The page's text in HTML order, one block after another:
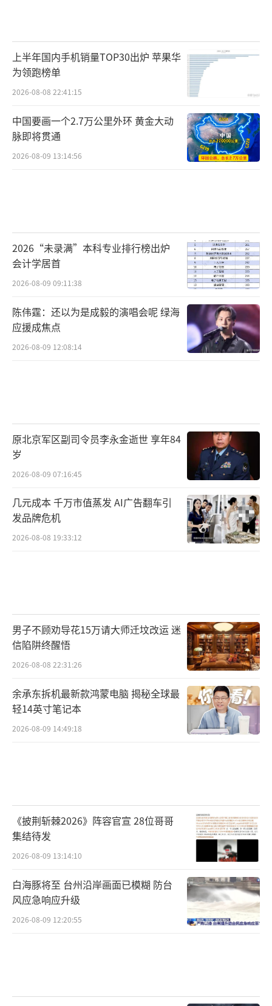
上半年国内手机销量TOP30出炉 苹果华
为领跑榜单
2026-08-08 22:41:15
中国要画一个2.7万公里外环 黄金大动
脉即将贯通
2026-08-09 13:14:56
2026“未录满”本科专业排行榜出炉
会计学居首
2026-08-09 09:11:38
陈伟霆：还以为是成毅的演唱会呢 绿海
应援成焦点
2026-08-09 12:08:14
原北京军区副司令员李永金逝世 享年84
岁
2026-08-09 07:16:45
几元成本 千万市值蒸发 AI广告翻车引
发品牌危机
2026-08-08 19:33:12
男子不顾劝导花15万请大师迁坟改运 迷
信陷阱终醒悟
2026-08-08 22:31:26
余承东拆机最新款鸿蒙电脑 揭秘全球最
轻14英寸笔记本
2026-08-09 14:49:18
《披荆斩棘2026》阵容官宣 28位哥哥
集结待发
2026-08-09 13:14:10
白海豚将至 台州沿岸画面已模糊 防台
风应急响应升级
2026-08-09 12:20:55